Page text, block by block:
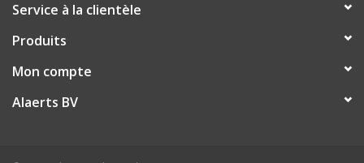
Service à la clientèle
Produits
Mon compte
Alaerts BV